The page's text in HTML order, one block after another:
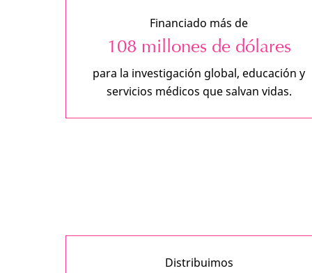
Financiado más de
108 millones de dólares
para la investigación global, educación y
servicios médicos que salvan vidas.
Distribuimos